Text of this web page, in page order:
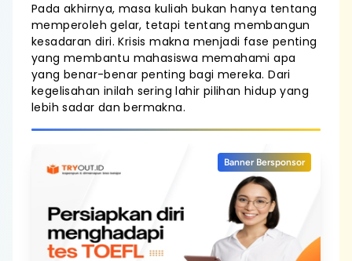
Pada akhirnya, masa kuliah bukan hanya tentang
memperoleh gelar, tetapi tentang membangun
kesadaran diri. Krisis makna menjadi fase penting
yang membantu mahasiswa memahami apa
yang benar-benar penting bagi mereka. Dari
kegelisahan inilah sering lahir pilihan hidup yang
lebih sadar dan bermakna.
Banner Bersponsor